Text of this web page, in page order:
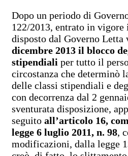
Dopo un periodo di
122/2013, entrato in vigore
disposto dal Governo Letta
dicembre 2013 il blocco
stipendiali per tutto il
circostanza che determinò
delle classi stipendiali e
con decorrenza dal 2
sventurata disposizione,
seguito all’articolo 16,
legge 6 luglio 2011, n. 98,
modificazioni, dalla legge